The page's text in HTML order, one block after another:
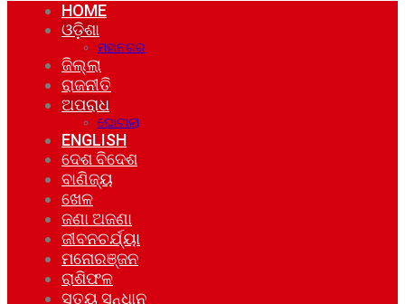
HOME
ଓଡ଼ିଶା
ମହାନଗର
ଜିଲ୍ଲା
ରାଜନୀତି
ଅପରାଧ
ଘୋଟାଲା
ENGLISH
ଦେଶ ବିଦେଶ
ବାଣିଜ୍ୟ
ଖେଳ
ଜଣା ଅଜଣା
ଜୀବନଚର୍ଯ୍ୟା
ମନୋରଞ୍ଜନ
ରାଶିଫଳ
ସତ୍ୟ ସନ୍ଧାନ